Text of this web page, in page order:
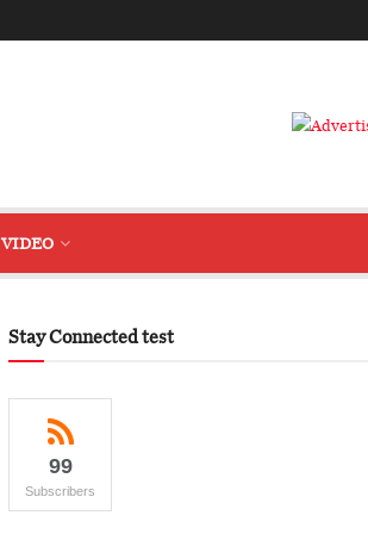
VIDEO
Stay Connected test
99
Subscribers